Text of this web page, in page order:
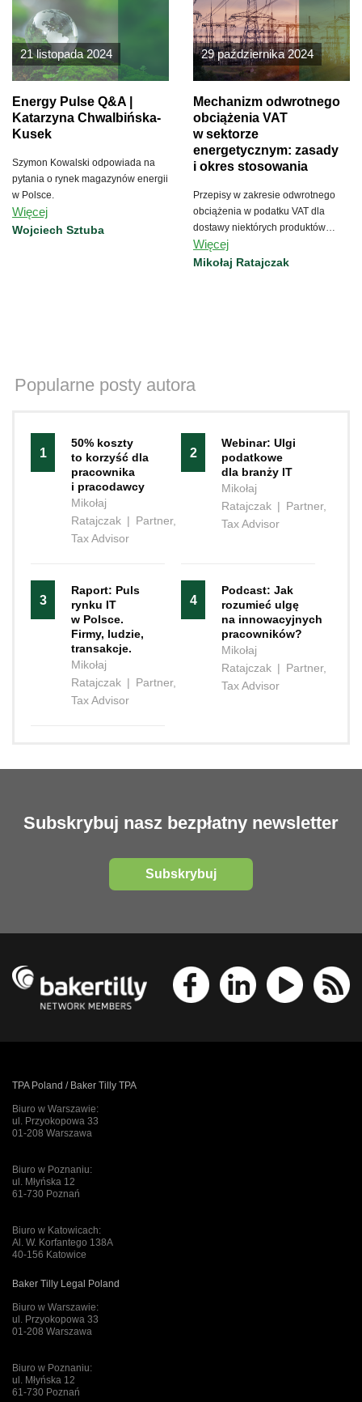
21 listopada 2024
Energy Pulse Q&A |
Katarzyna Chwalbińska-
Kusek
Szymon Kowalski odpowiada na
pytania o rynek magazynów energii
w Polsce.
Więcej
Wojciech Sztuba
29 października 2024
Mechanizm odwrotnego
obciążenia VAT
w sektorze
energetycznym: zasady
i okres stosowania
Przepisy w zakresie odwrotnego
obciążenia w podatku VAT dla
dostawy niektórych produktów
energetycznych weszły w życie
1.04.2023 r. jako rozwiązanie
Więcej
Mikołaj Ratajczak
Popularne posty autora
1
50% koszty
to korzyść dla
pracownika
i pracodawcy
Mikołaj
Ratajczak | Partner,
Tax Advisor
2
Webinar: Ulgi
podatkowe
dla branży IT
Mikołaj
Ratajczak | Partner,
Tax Advisor
3
Raport: Puls
rynku IT
w Polsce.
Firmy, ludzie,
transakcje.
Mikołaj
Ratajczak | Partner,
Tax Advisor
4
Podcast: Jak
rozumieć ulgę
na innowacyjnych
pracowników?
Mikołaj
Ratajczak | Partner,
Tax Advisor
Subskrybuj nasz bezpłatny newsletter
Subskrybuj
TPA Poland / Baker Tilly TPA
Biuro w Warszawie:
ul. Przyokopowa 33
01-208 Warszawa
Biuro w Poznaniu:
ul. Młyńska 12
61-730 Poznań
Biuro w Katowicach:
Al. W. Korfantego 138A
40-156 Katowice
Baker Tilly Legal Poland
Biuro w Warszawie:
ul. Przyokopowa 33
01-208 Warszawa
Biuro w Poznaniu:
ul. Młyńska 12
61-730 Poznań